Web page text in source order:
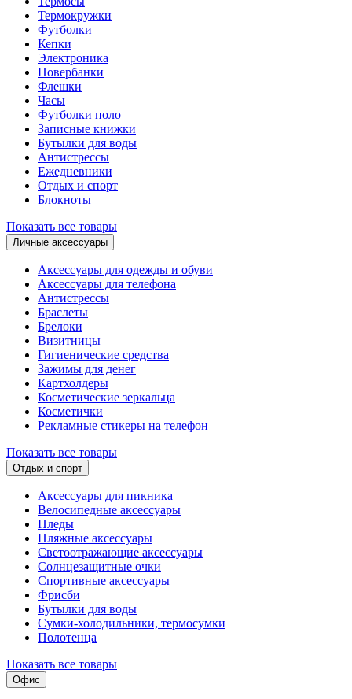
Термокружки
Футболки
Кепки
Электроника
Повербанки
Флешки
Часы
Футболки поло
Записные книжки
Бутылки для воды
Антистрессы
Ежедневники
Отдых и спорт
Блокноты
Показать все товары
Личные аксессуары
Аксессуары для одежды и обуви
Аксессуары для телефона
Антистрессы
Браслеты
Брелоки
Визитницы
Гигиенические средства
Зажимы для денег
Картхолдеры
Косметические зеркальца
Косметички
Рекламные стикеры на телефон
Показать все товары
Отдых и спорт
Аксессуары для пикника
Велосипедные аксессуары
Пледы
Пляжные аксессуары
Светоотражающие аксессуары
Солнцезащитные очки
Спортивные аксессуары
Фрисби
Бутылки для воды
Сумки-холодильники, термосумки
Полотенца
Показать все товары
Офис